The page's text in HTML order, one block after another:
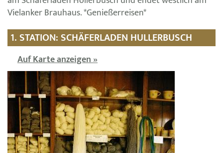
Vielanker Brauhaus. *Genießerreisen*
1. STATION: SCHÄFERLADEN HULLERBUSCH
Auf Karte anzeigen »